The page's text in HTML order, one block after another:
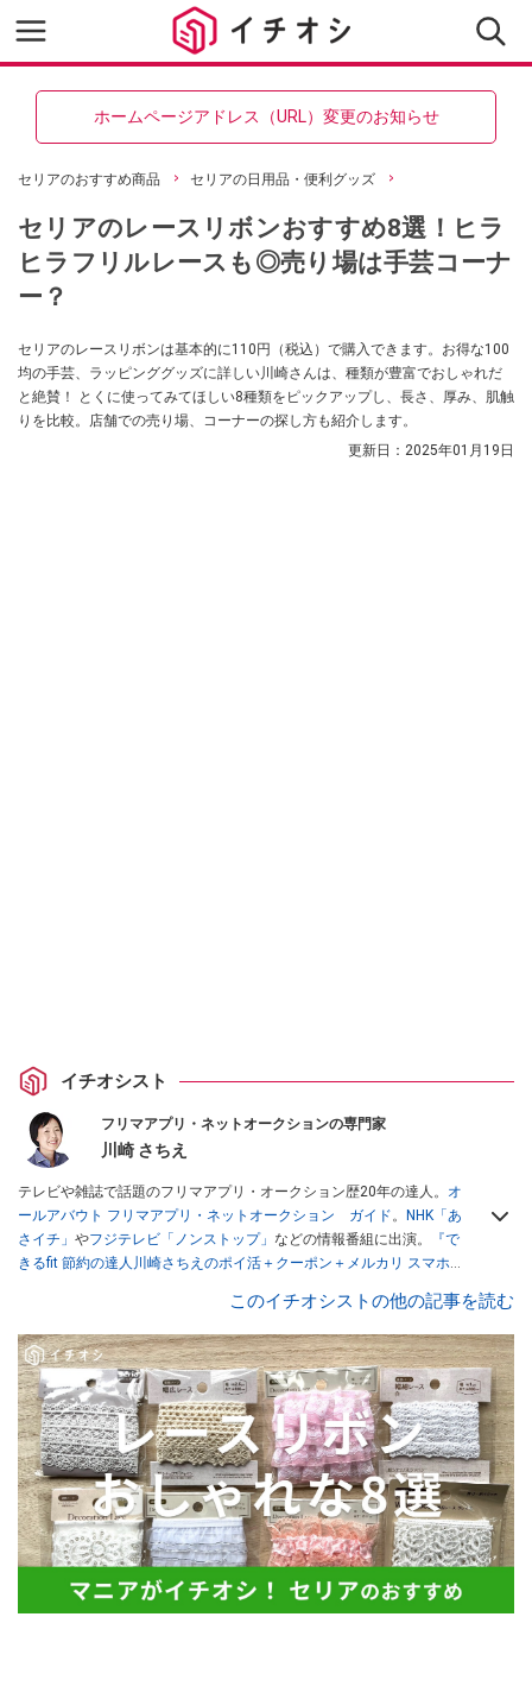
ホームページアドレス（URL）変更のお知らせ
セリアのおすすめ商品 セリアの日用品・便利グッズ
セリアのレースリボンおすすめ8選！ヒラ
ヒラフリルレースも◎売り場は手芸コーナ
ー？
セリアのレースリボンは基本的に110円（税込）で購入できます。お得な100
均の手芸、ラッピンググッズに詳しい川崎さんは、種類が豊富でおしゃれだ
と絶賛！ とくに使ってみてほしい8種類をピックアップし、長さ、厚み、肌触
りを比較。店舗での売り場、コーナーの探し方も紹介します。
更新日： 2025年01月19日
イチオシスト
フリマアプリ・ネットオークションの専門家
川崎 さちえ
テレビや雑誌で話題のフリマアプリ・オークション歴20年の達人。 オ
ールアバウト フリマアプリ・ネットオークション ガイド。
NHK「あ
さイチ」 やフジテレビ「ノンストップ」 などの情報番組に出演。
『で
きるfit 節約の達人川崎さちえのポイ活＋クーポン＋メルカリ スマホで
スマホ1つでスキマ時間に効率的に稼ぐ！』（翔泳社刊） ほか著書多
数。ブログは「川崎さちえのごちゃまぜ日記」。
■経歴：2003年、夫が子育てをするために、突然会社を辞める。翌月
からの給料が０円になり、家にいながら、しかも空いた時間でできる
オークションに目をつける。しかし、取引の仕方がわからずに、まず
は落札者として参加。その後、出品者側にまわり、家の中の物を出品
しまくる。出品する物がほぼなくなってからは、仕入れを経験。ネッ
トオークションを生活の一部に取り入れるべく、「ネットオークショ
ンやフリマアプリは生活のインフラになる」という考えを持つ。また
消費税増税の社会においては、ネットオークションやフリマアプリが
家計の救世主になりえると考え、業者とは違う視点でユーザーとして
参加中。
このイチオシストの他の記事を読む